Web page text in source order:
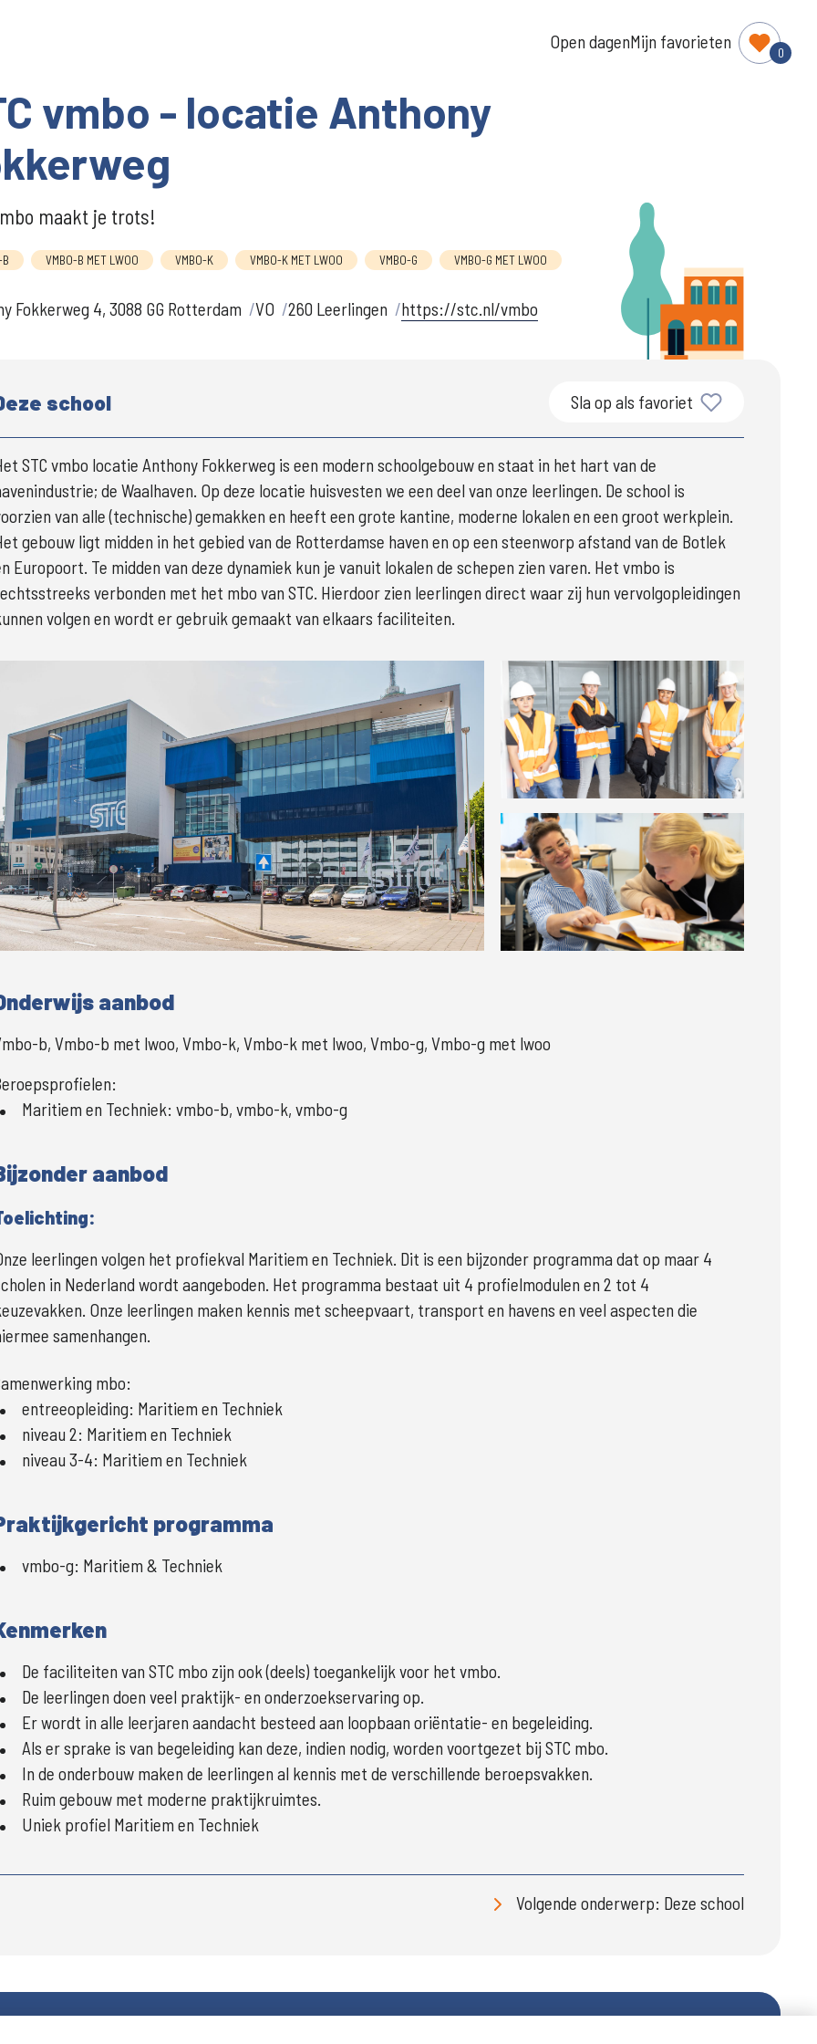
Open dagenMijn favorieten
0
vmbo - locatie Anthony
maakt je trots!
VMBO-B MET LWOO VMBO-K VMBO-K MET LWOO VMBO-G VMBO-G MET LWOO
Fokkerweg 4, 3088 GG Rotterdam VO 260 Leerlingen https://stc.nl/vmbo
school Sla op als favoriet
STC vmbo locatie Anthony Fokkerweg is een modern schoolgebouw en staat in het hart van de
de Waalhaven. Op deze locatie huisvesten we een deel van onze leerlingen. De school is
van alle (technische) gemakken en heeft een grote kantine, moderne lokalen en een groot werkplein.
gebouw ligt midden in het gebied van de Rotterdamse haven en op een steenworp afstand van de Botlek
Europoort. Te midden van deze dynamiek kun je vanuit lokalen de schepen zien varen. Het vmbo is
verbonden met het mbo van STC. Hierdoor zien leerlingen direct waar zij hun vervolgopleidingen
volgen en wordt er gebruik gemaakt van elkaars faciliteiten.
Groter
Groter
Groter
aanbod
b, Vmbo-b met lwoo, Vmbo-k, Vmbo-k met lwoo, Vmbo-g, Vmbo-g met lwoo
Maritiem en Techniek: vmbo-b, vmbo-k, vmbo-g
aanbod
leerlingen volgen het profiekval Maritiem en Techniek. Dit is een bijzonder programma dat op maar 4
in Nederland wordt aangeboden. Het programma bestaat uit 4 profielmodulen en 2 tot 4
Onze leerlingen maken kennis met scheepvaart, transport en havens en veel aspecten die
samenhangen.
mbo:
entreeopleiding: Maritiem en Techniek
niveau 2: Maritiem en Techniek
niveau 3-4: Maritiem en Techniek
programma
vmbo-g: Maritiem & Techniek
De faciliteiten van STC mbo zijn ook (deels) toegankelijk voor het vmbo.
De leerlingen doen veel praktijk- en onderzoekservaring op.
Er wordt in alle leerjaren aandacht besteed aan loopbaan oriëntatie- en begeleiding.
Als er sprake is van begeleiding kan deze, indien nodig, worden voortgezet bij STC mbo.
In de onderbouw maken de leerlingen al kennis met de verschillende beroepsvakken.
Ruim gebouw met moderne praktijkruimtes.
Uniek profiel Maritiem en Techniek
Volgende onderwerp: Deze school